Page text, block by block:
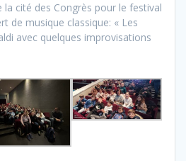
la cité des Congrès pour le festival
de musique classique: « Les
avec quelques improvisations